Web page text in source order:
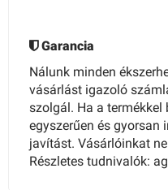
Garancia
Nálunk minden
vásárlást igazoló
szolgál. Ha a
egyszerűen és gyorsan
javítást. Vásárlóinkat
Részletes tudnivalók: